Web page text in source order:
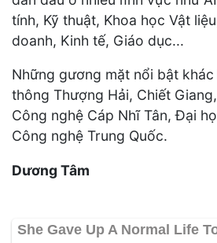
tính, Kỹ thuật, Khoa học Vật
doanh, Kinh tế, Giáo dục...
Những gương mặt nổi bật
thông Thượng Hải, Chiết
Công nghệ Cáp Nhĩ Tân, Đại
Công nghệ Trung Quốc.
Dương Tâm